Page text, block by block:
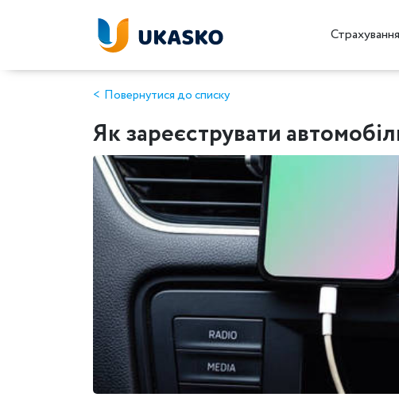
Страхування
Повернутися до списку
Як зареєструвати